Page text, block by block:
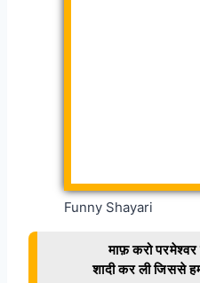
Funny Shayari
माफ़ करो परमेश्वर
शादी कर ली जिससे